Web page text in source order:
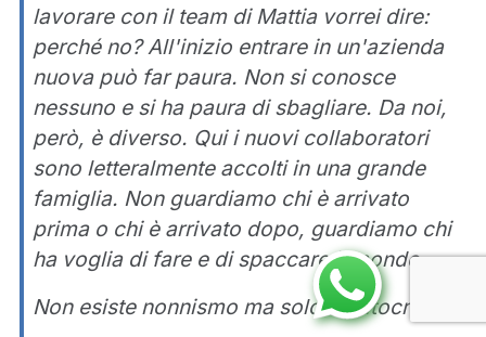
lavorare con il team di Mattia vorrei dire:
perché no? All'inizio entrare in un'azienda
nuova può far paura. Non si conosce
nessuno e si ha paura di sbagliare. Da noi,
però, è diverso. Qui i nuovi collaboratori
sono letteralmente accolti in una grande
famiglia. Non guardiamo chi è arrivato
prima o chi è arrivato dopo, guardiamo chi
ha voglia di fare e di spaccare il mondo.
Non esiste nonnismo ma solo meritocrazia.